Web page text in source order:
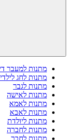
מתנות למעבר
מתנות לחג
מתנות לגבר
מתנות לאישה
מתנות לאמא
מתנות לאבא
מתנות ליולדת
מתנות לחברה
מתנות לחבר